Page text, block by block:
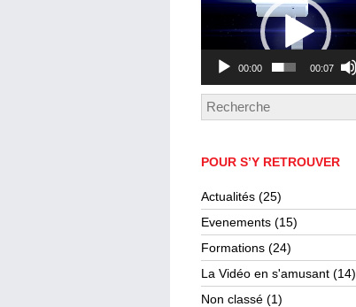
00:00 00:07
POUR S’Y RETROUVER
Actualités (25)
Evenements (15)
Formations (24)
La Vidéo en s'amusant (14)
Non classé (1)